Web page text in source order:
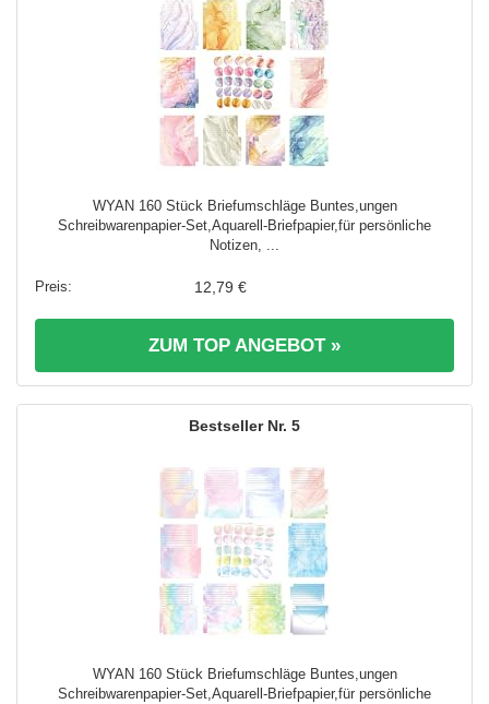
WYAN 160 Stück Briefumschläge Buntes,ungen
Schreibwarenpapier-Set,Aquarell-Briefpapier,für persönliche
Notizen, ...
12,79 €
ZUM TOP ANGEBOT »
5
WYAN 160 Stück Briefumschläge Buntes,ungen
Schreibwarenpapier-Set,Aquarell-Briefpapier,für persönliche